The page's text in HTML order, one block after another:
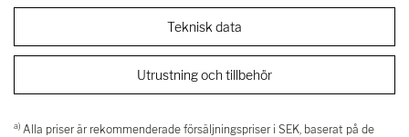
Teknisk data
Utrustning och tillbehör
a) Alla priser är rekommenderade försäljningspriser i SEK, baserat på de